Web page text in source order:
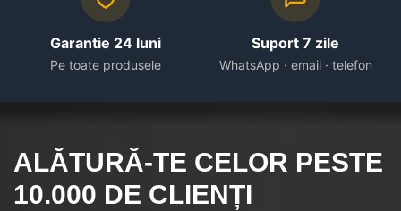
Garantie 24 luni
Pe toate produsele
Suport 7 zile
WhatsApp · email · telefon
ALĂTURĂ-TE CELOR PESTE
10.000 DE CLIENȚI